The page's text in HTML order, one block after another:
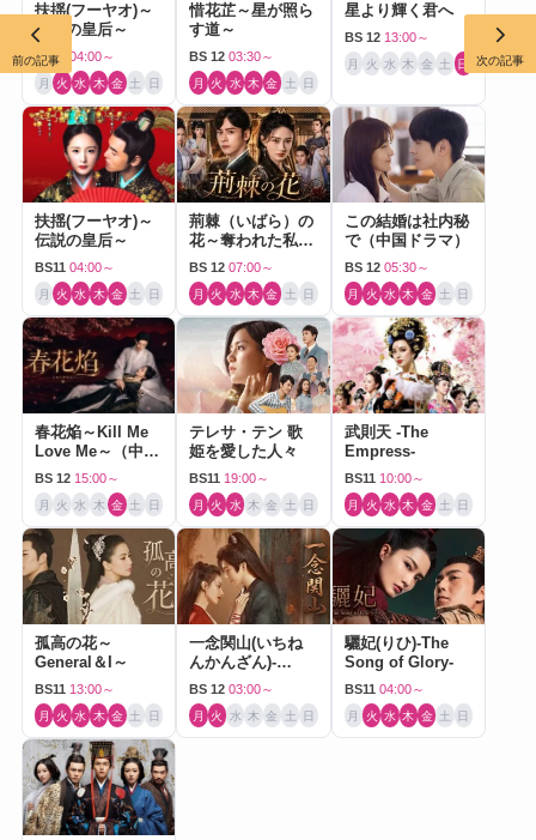
扶揺(フーヤオ)～
伝説の皇后～
BS11 04:00～
月 火 水 木 金 土 日
惜花芷～星が照ら
す道～
BS 12 03:30～
月 火 水 木 金 土 日
星より輝く君へ
BS 12 13:00～
月 火 水 木 金 土 日
扶揺(フーヤオ)～
伝説の皇后～
BS11 04:00～
月 火 水 木 金 土 日
荊棘（いばら）の
花～奪われた私～
（中国ドラマ）
BS 12 07:00～
月 火 水 木 金 土 日
この結婚は社内秘
で（中国ドラマ）
BS 12 05:30～
月 火 水 木 金 土 日
春花焔～Kill Me
Love Me～（中国
ドラマ）
BS 12 15:00～
月 火 水 木 金 土 日
テレサ・テン 歌
姫を愛した人々
BS11 19:00～
月 火 水 木 金 土 日
武則天 -The
Empress-
BS11 10:00～
月 火 水 木 金 土 日
孤高の花～
General＆I～
BS11 13:00～
月 火 水 木 金 土 日
一念関山(いちね
んかんざん)-
Journey to Love-
BS 12 03:00～
月 火 水 木 金 土 日
驪妃(りひ)-The
Song of Glory-
BS11 04:00～
月 火 水 木 金 土 日
前の記事 次の記事